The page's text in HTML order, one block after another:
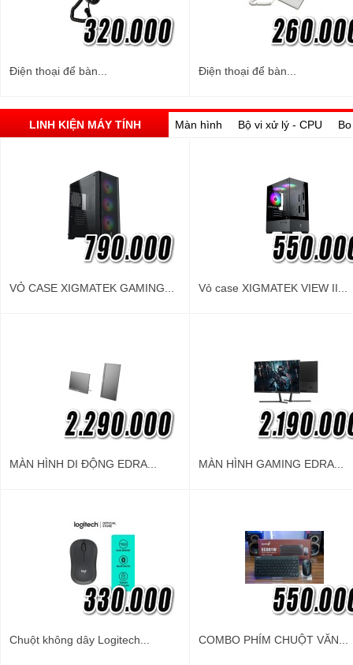
Điện thoại để bàn... Điện thoại để bàn...
LINH KIỆN MÁY TÍNH Màn hình Bộ vi xử lý - CPU
VỎ CASE XIGMATEK GAMING... Vỏ case XIGMATEK VIEW II...
MÀN HÌNH DI ĐỘNG EDRA... MÀN HÌNH GAMING EDRA...
Chuột không dây Logitech... COMBO PHÍM CHUỘT VĂN...